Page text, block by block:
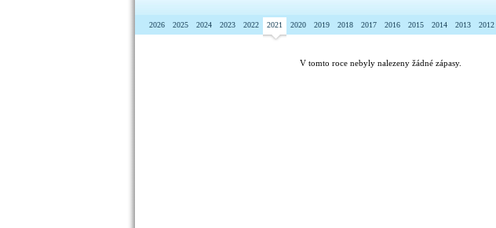
2026 2025 2024 2023 2022 2021 2020 2019 2018 2017 2016 2015 2014 2013 2012
V tomto roce nebyly nalezeny žádné zápasy.